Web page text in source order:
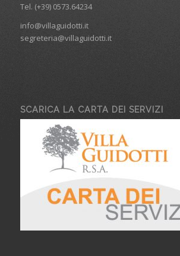
Tel. (+39) 0573.64234
info@villaguidotti.it
segreteria@villaguidotti.it
SCARICA LA CARTA DEI SERVIZI